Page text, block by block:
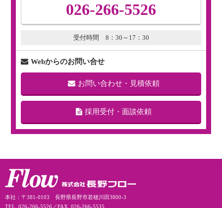
026-266-5526
受付時間 8：30～17：30
Webからのお問い合せ
お問い合わせ・見積依頼
採用受付・面談依頼
本社：〒381-0103 長野県長野市若穂川田3800-3
TEL. 026-266-5526／FAX. 026-266-5535